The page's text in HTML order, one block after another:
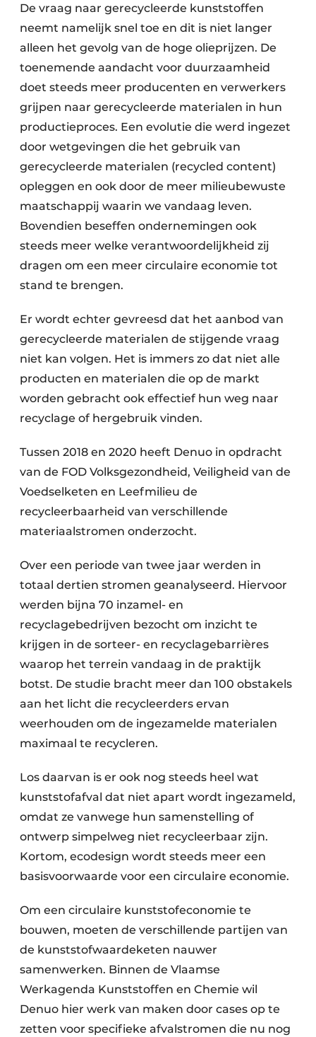
Kunststofafval
Medisch afval
Metaalrecyclage
Papierafval
Textielrecyclage
De vraag naar gerecycleerde kunststoffen
neemt namelijk snel toe en dit is niet langer
alleen het gevolg van de hoge olieprijzen. De
toenemende aan­dacht voor duurzaamheid
doet steeds meer producenten en verwerkers
grijpen naar gerecy­cleerde materialen in hun
productieproces. Een evo­lutie die werd ingezet
door wetgevingen die het gebruik van
gerecycleerde materialen (recycled content)
opleggen en ook door de meer milieu­bewuste
maatschappij waarin we vandaag leven.
Bovendien beseffen ondernemingen ook
steeds meer welke verantwoordelijkheid zij
dragen om een meer circulaire economie tot
stand te brengen.
Er wordt echter gevreesd dat het aanbod van
gerecycleerde materialen de stijgende vraag
niet kan volgen. Het is immers zo dat niet alle
producten en materialen die op de markt
worden gebracht ook effectief hun weg naar
recyclage of hergebruik vinden.
Tussen 2018 en 2020 heeft Denuo in opdracht
van de FOD Volksgezondheid, Veiligheid van de
Voedselketen en Leefmilieu de
recycleerbaarheid van verschillende
materiaalstromen onderzocht.
Over een periode van twee jaar werden in
totaal dertien stromen geanalyseerd. Hiervoor
werden bijna 70 inzamel- en
recyclagebedrijven bezocht om inzicht te
krijgen in de sorteer- en recyclagebarrières
waarop het terrein vandaag in de praktijk
botst. De studie bracht meer dan 100 obstakels
aan het licht die recycleerders ervan
weerhouden om de ingezamelde materialen
maximaal te recycleren.
Los daarvan is er ook nog steeds heel wat
kunststofafval dat niet apart wordt ingezameld,
omdat ze vanwege hun samenstelling of
ontwerp simpelweg niet recycleerbaar zijn.
Kortom, ecodesign wordt steeds meer een
basisvoorwaarde voor een circulaire economie.
Om een circulaire kunststofeconomie te
bouwen, moeten de verschillende partijen van
de kunststofwaardeketen nauwer
samenwerken. Binnen de Vlaamse
Werkagenda Kunststoffen en Chemie wil
Denuo hier werk van maken door cases op te
zetten voor specifieke afvalstromen die nu nog